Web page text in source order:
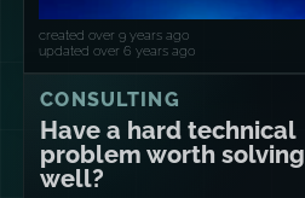
created over 9 years ago
updated over 6 years ago
CONSULTING
Have a hard technical
problem worth solving
well?